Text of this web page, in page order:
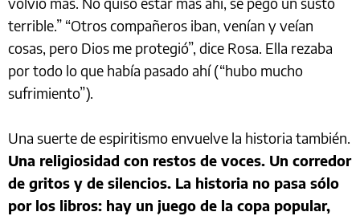
terrible.” “Otros compañeros iban, venían y veían
cosas, pero Dios me protegió”, dice Rosa. Ella rezaba
por todo lo que había pasado ahí (“hubo mucho
sufrimiento”).
Una suerte de espiritismo envuelve la historia también.
Una religiosidad con restos de voces. Un corredor
de gritos y de silencios. La historia no pasa sólo
por los libros: hay un juego de la copa popular,